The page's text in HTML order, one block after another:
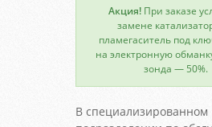
Акция! При заказе
замене
пламегаситель под
на электронную
зонда — 50%.
В специализированном